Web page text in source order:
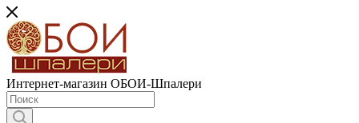
Интернет-магазин ОБОИ-Шпалери